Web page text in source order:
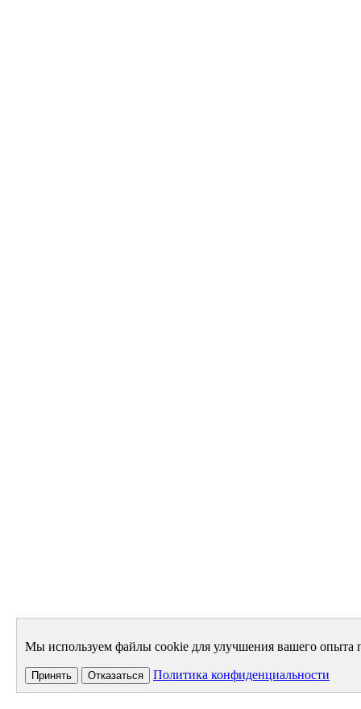
Мы используем файлы cookie для улучшения вашего опыта
Принять Отказаться Политика конфиденциальности